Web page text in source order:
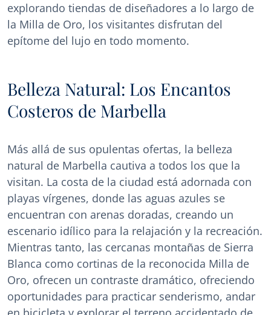
explorando tiendas de diseñadores a lo largo de
la Milla de Oro, los visitantes disfrutan del
epítome del lujo en todo momento.
Belleza Natural: Los Encantos
Costeros de Marbella
Más allá de sus opulentas ofertas, la belleza
natural de Marbella cautiva a todos los que la
visitan. La costa de la ciudad está adornada con
playas vírgenes, donde las aguas azules se
encuentran con arenas doradas, creando un
escenario idílico para la relajación y la recreación.
Mientras tanto, las cercanas montañas de Sierra
Blanca como cortinas de la reconocida Milla de
Oro, ofrecen un contraste dramático, ofreciendo
oportunidades para practicar senderismo, andar